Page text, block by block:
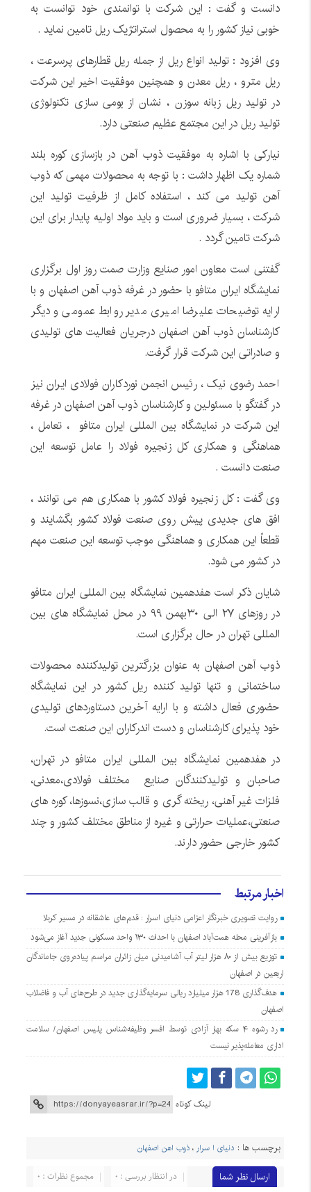
دانست و گفت : این شرکت با توانمندی خود توانست به
خوبی نیاز کشور را به محصول استراتژیک ریل تامین نماید .
وی افزود : تولید انواع ریل از جمله ریل قطارهای پرسرعت ،
ریل مترو ، ریل معدن و همچنین موفقیت اخیر این شرکت
در تولید ریل زبانه سوزن ، نشان از بومی سازی تکنولوژی
تولید ریل در این مجتمع عظیم صنعتی دارد.
نیارکی با اشاره به موفقیت ذوب آهن در بازسازی کوره بلند
شماره یک اظهار داشت : با توجه به محصولات مهمی که ذوب
آهن تولید می کند ، استفاده کامل از ظرفیت تولید این
شرکت ، بسیار ضروری است و باید مواد اولیه پایدار برای این
شرکت تامین گردد .
گفتنی است معاون امور صنایع وزارت صمت روز اول برگزاری
نمایشگاه ایران متافو با حضور در غرفه ذوب آهن اصفهان و با
ارایه توضیحات علیرضا امیری مدیر روابط عمومی و دیگر
کارشناسان ذوب آهن اصفهان درجریان فعالیت های تولیدی
و صادراتی این شرکت قرار گرفت.
احمد رضوی نیک ، رئیس انجمن نوردکاران فولادی ایران نیز
در گفتگو با مسئولین و کارشناسان ذوب آهن اصفهان در غرفه
این شرکت در نمایشگاه بین المللی ایران متافو ، تعامل ،
هماهنگی و همکاری کل زنجیره فولاد را عامل توسعه این
صنعت دانست .
وی گفت : کل زنجیره فولاد کشور با همکاری هم می توانند ،
افق های جدیدی پیش روی صنعت فولاد کشور بگشایند و
قطعاً این همکاری و هماهنگی موجب توسعه این صنعت مهم
در کشور می شود.
شایان ذکر است هفدهمین نمایشگاه بین المللی ایران متافو
در روزهای ۲۷ الی ۳۰بهمن ۹۹ در محل نمایشگاه های بین
المللی تهران در حال برگزاری است.
ذوب آهن اصفهان به عنوان بزرگترین تولیدکننده محصولات
ساختمانی و تنها تولید کننده ریل کشور در این نمایشگاه
حضوری فعال داشته و با ارایه آخرین دستاوردهای تولیدی
خود پذیرای کارشناسان و دست اندرکاران این صنعت است.
در هفدهمین نمایشگاه بین المللی ایران متافو در تهران،
صاحبان و تولیدکنندگان صنایع مختلف فولادی،معدنی،
فلزات غیر آهنی، ریخته گری و قالب سازی،نسوزها، کوره های
صنعتی،عملیات حرارتی و غیره از مناطق مختلف کشور و چند
کشور خارجی حضور دارند.
اخبار مرتبط
روایت تصویری خبرنگار اعزامی دنیای اسرار : قدم‌های عاشقانه در مسیر کربلا
بازآفرینی محله همت‌آباد اصفهان با احداث ۱۳۰ واحد مسکونی جدید آغاز می‌شود
توزیع بیش از ۸۰ هزار لیتر آب آشامیدنی میان زائران مراسم پیاده‌روی جاماندگان
اربعین در اصفهان
هدف‌گذاری 178 هزار میلیارد ریالی سرمایه‌گذاری جدید در طرح‌های آب و فاضلاب
اصفهان
رد رشوه ۴ سکه بهار آزادی توسط افسر وظیفه‌شناس پلیس اصفهان/ سلامت
اداری معامله‌پذیر نیست
لینک کوتاه
برچسب ها : دنیای ا سرار ،ذوب اهن اصفهان
ارسال نظر شما مجموع نظرات : 0
در انتظار بررسی : 0